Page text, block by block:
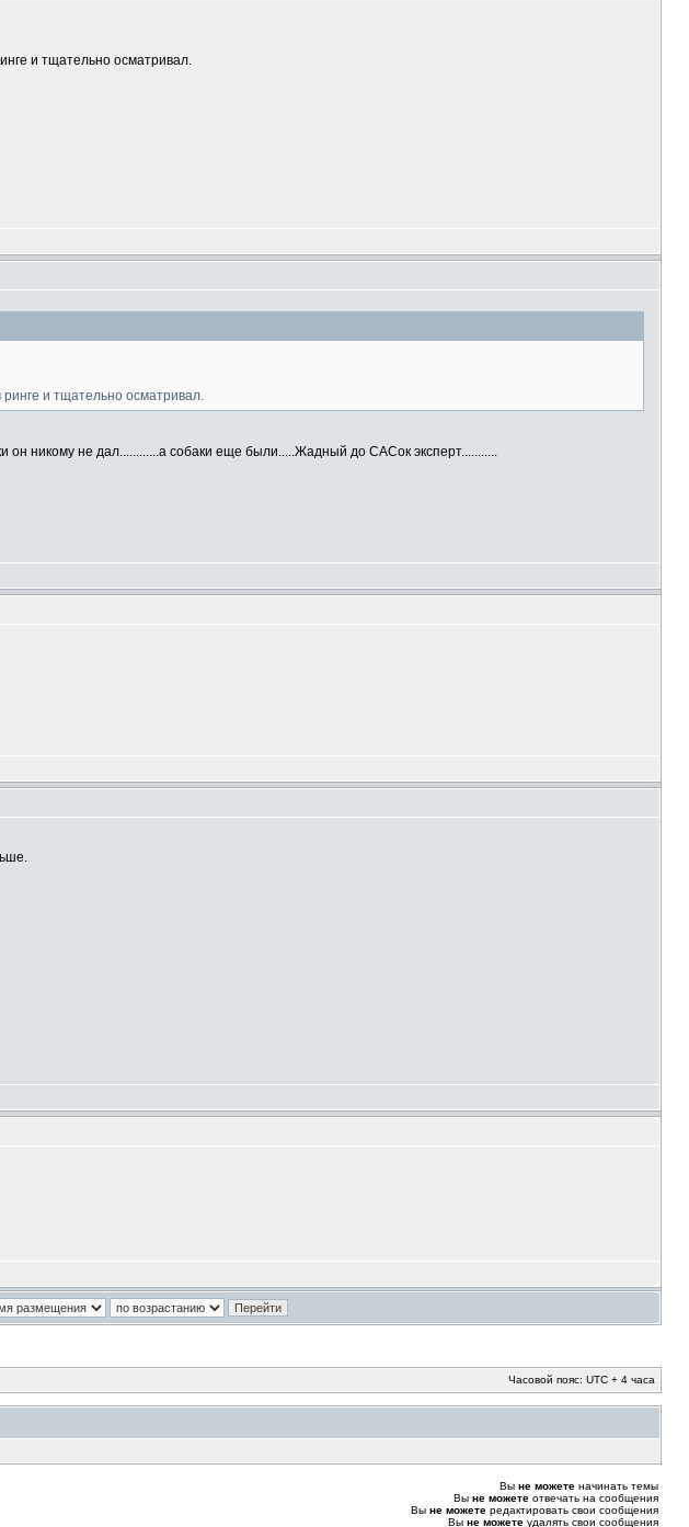
и тщательно осматривал.
и тщательно осматривал.
он никому не дал............а собаки еще были.....Жадный до САСок эксперт...........
Часовой пояс: UTC + 4 часа
Вы не можете начинать темы
Вы не можете отвечать на сообщения
Вы не можете редактировать свои сообщения
Вы не можете удалять свои сообщения